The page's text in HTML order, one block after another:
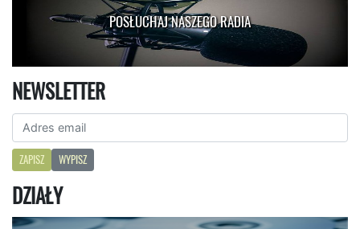
POSŁUCHAJ NASZEGO RADIA
NEWSLETTER
ZAPISZ WYPISZ
DZIAŁY